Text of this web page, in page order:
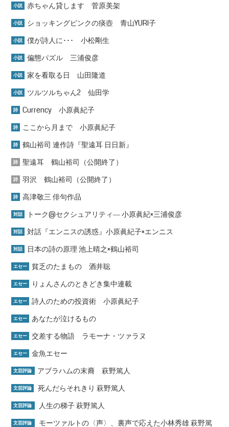
小説 赤ちゃん貸します 菅原美架
小説 ショッキングピンクの痰壺 青山YURI子
小説 僕が詩人に･･･ 小松剛生
小説 偏態パズル 三浦俊彦
小説 家を看取る日 山田隆道
小説 ツルツルちゃん2 仙田学
詩 Currency 小原眞紀子
詩 ここから月まで 小原眞紀子
詩 鶴山裕司 連作詩『聖遠耳 日日新』
詩 聖遠耳 鶴山裕司（公開終了）
詩 羽沢 鶴山裕司（公開終了）
詩 高津敬三 俳句作品
対話 トーク@セクシュアリティ― 小原眞紀×三浦俊彦
対話 対話『エンニスの誘惑』小原眞紀子×エンニス
対話 日本の詩の原理 池上晴之×鶴山裕司
エセー 貧乏のたまもの 酒井聡
エセー りょんさんのときどき集中連載
エセー 詩人のための投資術 小原眞紀子
エセー あなたが泣けるもの
エセー 交差する物語 ラモーナ・ツァラヌ
エセー 金魚エセー
文芸評論 アブラハムの末裔 萩野篤人
文芸評論 死んだらそれきり 萩野篤人
文芸評論 人生の梯子 萩野篤人
文芸評論 モーツァルトの〈声〉、裏声で応えた小林秀雄 萩野篤